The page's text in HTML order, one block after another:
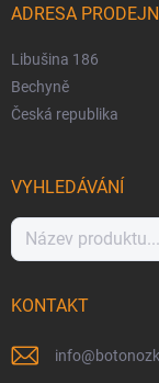
ADRESA
Libušina 186
Bechyně
Česká republika
VYHLEDÁVÁNÍ
KONTAKT
info@